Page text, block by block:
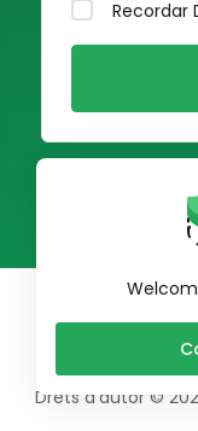
Recordar
Drets d'autor ©